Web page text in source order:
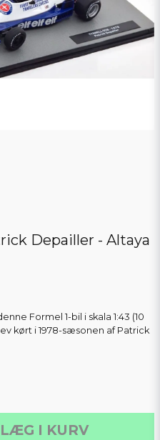
Depailler - Altaya
Formel 1-bil i skala 1:43 (10
kørt i 1978-sæsonen af Patrick
LÆG I KURV